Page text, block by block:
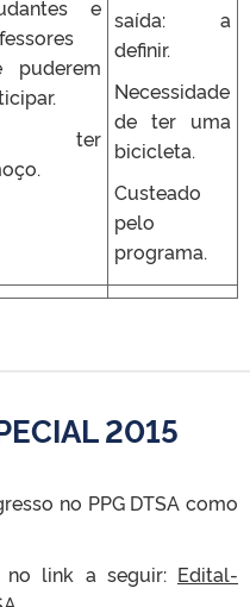
e
puderem
ter
saída: a
definir.
Necessidade
de ter uma
bicicleta.
Custeado
pelo
programa.
2015
no PPG DTSA como
no link a seguir: Edital-